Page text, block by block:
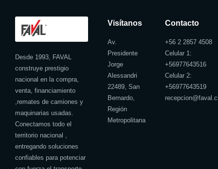
Desde 1993, FAVAL
construye prestigio
nacional en la compra,
venta, financiamiento
,remates de camiones y
maquinarias usadas.
Conectamos todo el
territorio nacional ,
entregando soluciones
confiables para potenciar
Visítanos
Av.
Presidente
Jorge
Alessandri
22489, San
Bernardo,
Región
Metropolitana
Contacto
+56 2 2857 4508
Celular 1:
+56977643516
Celular 2:
+56977643519